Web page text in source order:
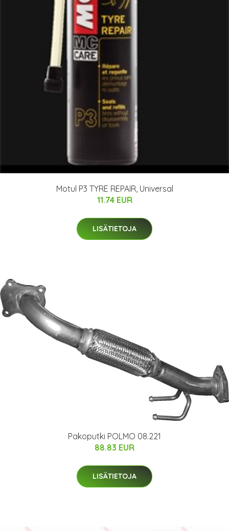
Motul P3 TYRE REPAIR, Universal
11.74 EUR
LISÄTIETOJA
Pakoputki POLMO 08.221
88.83 EUR
LISÄTIETOJA